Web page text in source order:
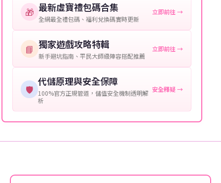
提供這些信息能幫助我們更快地處理您的代儲需求，確
保您盡享遊戲樂趣！
🎁 最新虛寶禮包碼合集
全網最全禮包碼、福利兌換碼實時更新
立即前往 →
📘 獨家遊戲攻略特輯
新手避坑指南、平民大師級陣容搭配推薦
立即前往 →
🛡️
代儲原理與安全保障
100%官方正規管道，儲值安全機制透明解
析
安全釋疑 →